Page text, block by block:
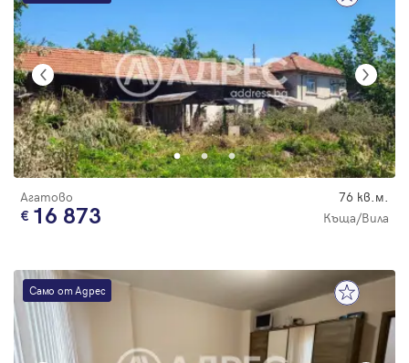
Агатово 76 кв.м.
16 873 Къща/Вила
Само от Адрес